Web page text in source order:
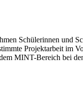
Schülerinnen und
Projektarbeit im
MINT-Bereich bei